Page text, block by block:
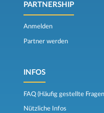
PARTNERSHIP
Anmelden
Partner werden
INFOS
FAQ (Häufig gestellte
Nützliche Infos